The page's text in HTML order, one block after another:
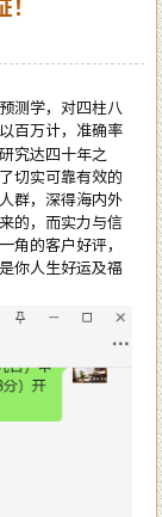
测学，对四柱八
百万计，准确率
究达四十年之
切实可靠有效的
群，深得海内外
的，而实力与信
角的客户好评，
你人生好运及福